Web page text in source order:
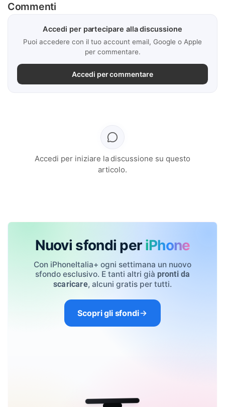
Commenti
Accedi per partecipare alla discussione
Puoi accedere con il tuo account email, Google o Apple
per commentare.
Accedi per commentare
Accedi per iniziare la discussione su questo
articolo.
Nuovi sfondi per iPhone
Con iPhoneItalia+ ogni settimana un nuovo
sfondo esclusivo. E tanti altri già pronti da
scaricare, alcuni gratis per tutti.
Scopri gli sfondi